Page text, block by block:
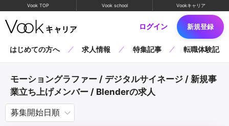
Vook TOP Vook school Vookキャリア
ログイン 新規登録
はじめての方へ 求人情報 特集記事 転職体験記
モーショングラファー / デジタルサイネージ / 新規事
業立ち上げメンバー / Blenderの求人